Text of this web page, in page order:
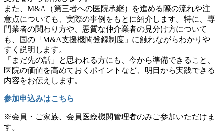
また、M&A（第三者への医院承継）を進める際の流れや注
意点についても、実際の事例をもとに紹介します。特に、専
門業者の関わり方や、悪質な仲介業者の見分け方について
も、国の「M&A支援機関登録制度」に触れながらわかりや
すく説明します。
「まだ先の話」と思われる方にも、今から準備できること、
医院の価値を高めておくポイントなど、明日から実践できる
内容をお伝えします。
参加申込みはこちら
※会員・ご家族、会員医療機関管理者のみご参加いただけま
す。